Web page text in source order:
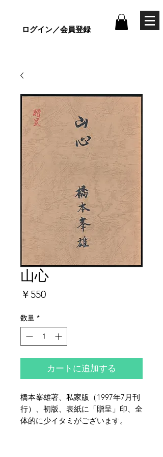
ログイン／会員登録
山心
￥550価
数量 *
カートに追加する
橋本峯雄著、私家版（1997年7月刊
行）、初版、表紙に「贈呈」印、全
体的に少イタミがございます。